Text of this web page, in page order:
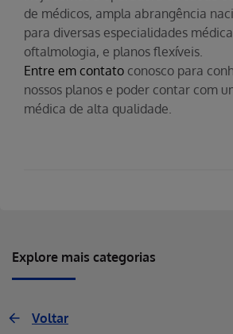
de médicos, ampla abrangência
para diversas especialidades
oftalmologia, e planos flexíveis.
Entre em contato conosco para
nossos planos e poder contar com
médica de alta qualidade.
Explore mais categorias
Voltar